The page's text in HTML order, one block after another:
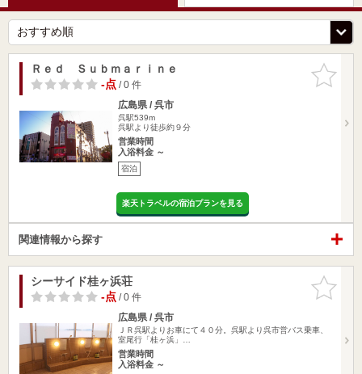
お気に入
りに追加
Ｒｅｄ Ｓｕｂｍａｒｉｎｅ
-点/ 0 件
広島県 / 呉市
呉駅539m
呉駅より徒歩約９分
営業時間
入浴料金 ～
宿泊
楽天トラベルの宿泊プランを見る
関連情報から探す
お気に入
りに追加
シーサイド桂ヶ浜荘
-点/ 0 件
広島県 / 呉市
ＪＲ呉駅よりお車にて４０分。呉駅より呉市営バス乗車、
室尾行「桂ヶ浜」…
営業時間
入浴料金 ～